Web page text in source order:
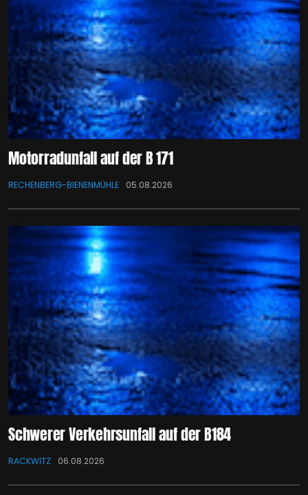
Motorradunfall auf der B 171
RECHENBERG-BIENENMÜHLE 05.08.2026
Schwerer Verkehrsunfall auf der B184
RACKWITZ 06.08.2026